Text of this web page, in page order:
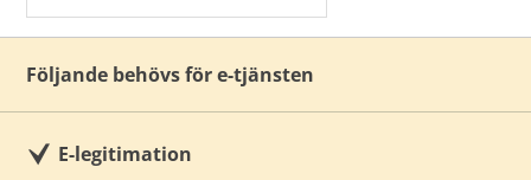
Följande behövs för e-tjänsten
E-legitimation